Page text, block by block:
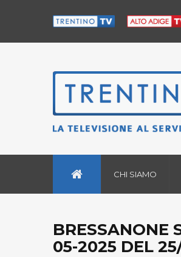
CHI SIAMO
BRESSANONE
05-2025 DEL